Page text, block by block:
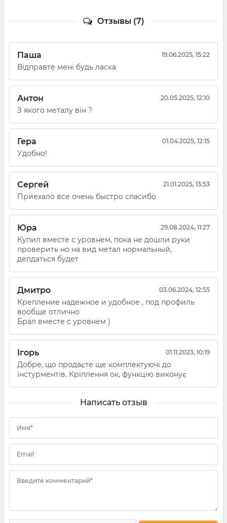
Отзывы (7)
Паша 19.06.2025, 15:22
Відправте мені будь ласка
Антон 20.05.2025, 12:10
З якого металу він ?
Гера 01.04.2025, 12:15
Удобно!
Сергей 21.01.2025, 13:53
Приехало все очень быстро спасибо
Юра 29.08.2024, 11:27
Купил вместе с уровнем, пока не дошли руки
проверить но на вид метал нормальный,
депдаться будет
Дмитро 03.06.2024, 12:55
Крепление надежное и удобное , под профиль
вообще отлично
Брал вместе с уровнем )
Ігорь 01.11.2023, 10:19
Добре, що продаєте ще комплектуючі до
інстурментів. Кріплення ок, функцію виконує
Написать отзыв
Имя*
Email
Введите комментарий*